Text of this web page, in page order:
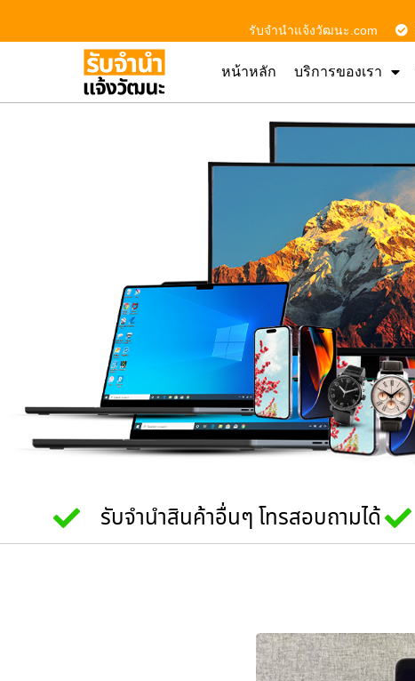
รับจํานําแจ้งวัฒนะ.com
หน้าหลัก บริการของเรา
รับจำนำสินค้าอื่นๆ โทรสอบถามได้